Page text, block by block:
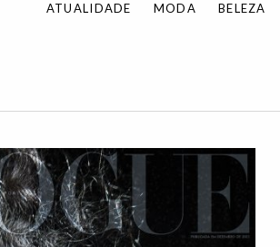
ATUALIDADE MODA BELEZA